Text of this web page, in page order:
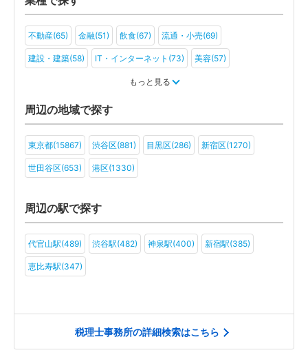
不動産(65) 金融(51) 飲食(67) 流通・小売(69)
建設・建築(58) IT・インターネット(73) 美容(57)
教育(56) 医療・福祉(47)
旅行・ホテル(46) アミューズメント・レジャー(44)
ファンド(30) 社会福祉法人(20) 医療法人(38) ＮＰＯ法人(23)
学校法人(20) 一般社団法人(34) その他(32)
もっと見る
周辺の地域で探す
東京都(15867) 渋谷区(881) 目黒区(286) 新宿区(1270)
世田谷区(653) 港区(1330)
周辺の駅で探す
代官山駅(489) 渋谷駅(482) 神泉駅(400) 新宿駅(385)
恵比寿駅(347)
税理士事務所の詳細検索はこちら